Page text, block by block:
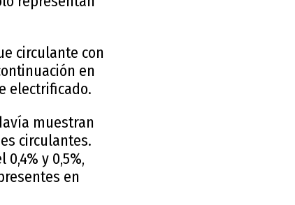
circulante con
en
electrificado.
muestran
circulantes.
y 0,5%,
en